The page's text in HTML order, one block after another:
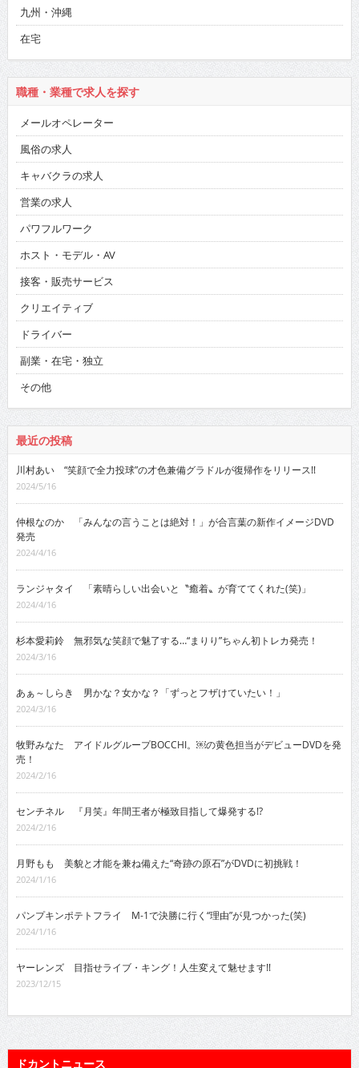
九州・沖縄
在宅
職種・業種で求人を探す
メールオペレーター
風俗の求人
キャバクラの求人
営業の求人
パワフルワーク
ホスト・モデル・AV
接客・販売サービス
クリエイティブ
ドライバー
副業・在宅・独立
その他
最近の投稿
川村あい “笑顔で全力投球”の才色兼備グラドルが復帰作をリリース!!
2024/5/16
仲根なのか 「みんなの言うことは絶対！」が合言葉の新作イメージDVD
発売
2024/4/16
ランジャタイ 「素晴らしい出会いと〝癒着〟が育ててくれた(笑)」
2024/4/16
杉本愛莉鈴 無邪気な笑顔で魅了する…“まりり”ちゃん初トレカ発売！
2024/3/16
あぁ～しらき 男かな？女かな？「ずっとフザけていたい！」
2024/3/16
牧野みなた アイドルグループBOCCHI。￼の黄色担当がデビューDVDを発
売！
2024/2/16
センチネル 『月笑』年間王者が極致目指して爆発する!?
2024/2/16
月野もも 美貌と才能を兼ね備えた“奇跡の原石”がDVDに初挑戦！
2024/1/16
パンプキンポテトフライ M-1で決勝に行く“理由”が見つかった(笑)
2024/1/16
ヤーレンズ 目指せライブ・キング！人生変えて魅せます!!
2023/12/15
ドカントニュース